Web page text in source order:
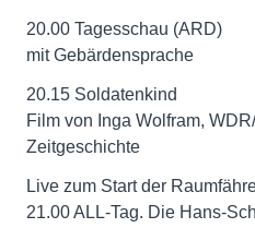
20.00 Tagesschau (ARD)
mit Gebärdensprache
20.15 Soldatenkind
Film von Inga Wolfram,
Zeitgeschichte
Live zum Start der
21.00 ALL-Tag. Die Hans-